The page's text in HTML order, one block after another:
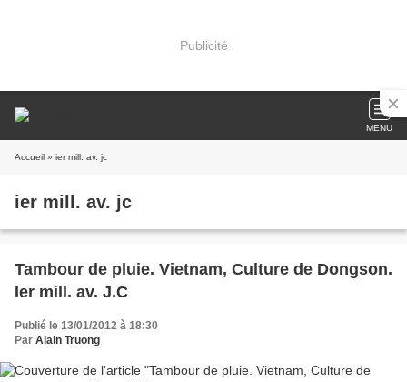
Publicité
MENU
Accueil » ier mill. av. jc
ier mill. av. jc
Tambour de pluie. Vietnam, Culture de Dongson.
Ier mill. av. J.C
Publié le 13/01/2012 à 18:30
Par Alain Truong